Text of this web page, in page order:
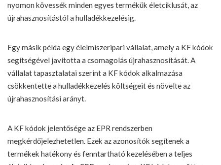
nyomon kövessék minden egyes termékük életciklusát, az
újrahasznosítástól a hulladékkezelésig.
Egy másik példa egy élelmiszeripari vállalat, amely a KF kódok
segítségével javította a csomagolás újrahasznosítását. A
vállalat tapasztalatai szerint a KF kódok alkalmazása
csökkentette a hulladékkezelés költségeit és növelte az
újrahasznosítási arányt.
A KF kódok jelentősége az EPR rendszerben
megkérdőjelezhetetlen. Ezek az azonosítók segítenek a
termékek hatékony és fenntartható kezelésében a teljes